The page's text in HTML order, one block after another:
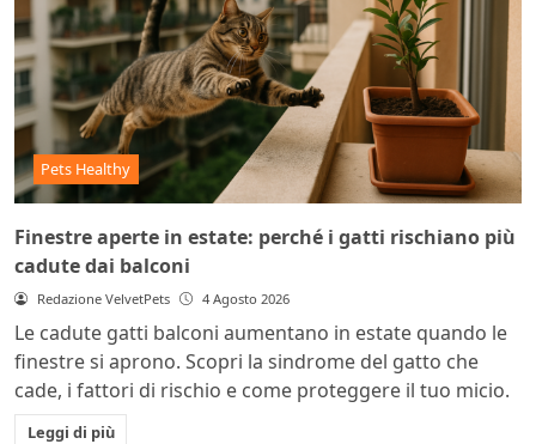
Pets Healthy
Finestre aperte in estate: perché i gatti rischiano più
cadute dai balconi
Redazione VelvetPets 4 Agosto 2026
Le cadute gatti balconi aumentano in estate quando le
finestre si aprono. Scopri la sindrome del gatto che
cade, i fattori di rischio e come proteggere il tuo micio.
Leggi di più